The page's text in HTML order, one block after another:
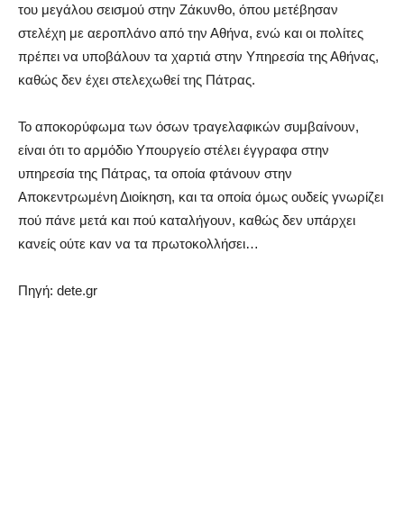
του μεγάλου σεισμού στην Ζάκυνθο, όπου μετέβησαν
στελέχη με αεροπλάνο από την Αθήνα, ενώ και οι πολίτες
πρέπει να υποβάλουν τα χαρτιά στην Υπηρεσία της Αθήνας,
καθώς δεν έχει στελεχωθεί της Πάτρας.
Το αποκορύφωμα των όσων τραγελαφικών συμβαίνουν,
είναι ότι το αρμόδιο Υπουργείο στέλει έγγραφα στην
υπηρεσία της Πάτρας, τα οποία φτάνουν στην
Αποκεντρωμένη Διοίκηση, και τα οποία όμως ουδείς γνωρίζει
πού πάνε μετά και πού καταλήγουν, καθώς δεν υπάρχει
κανείς ούτε καν να τα πρωτοκολλήσει…
Πηγή: dete.gr